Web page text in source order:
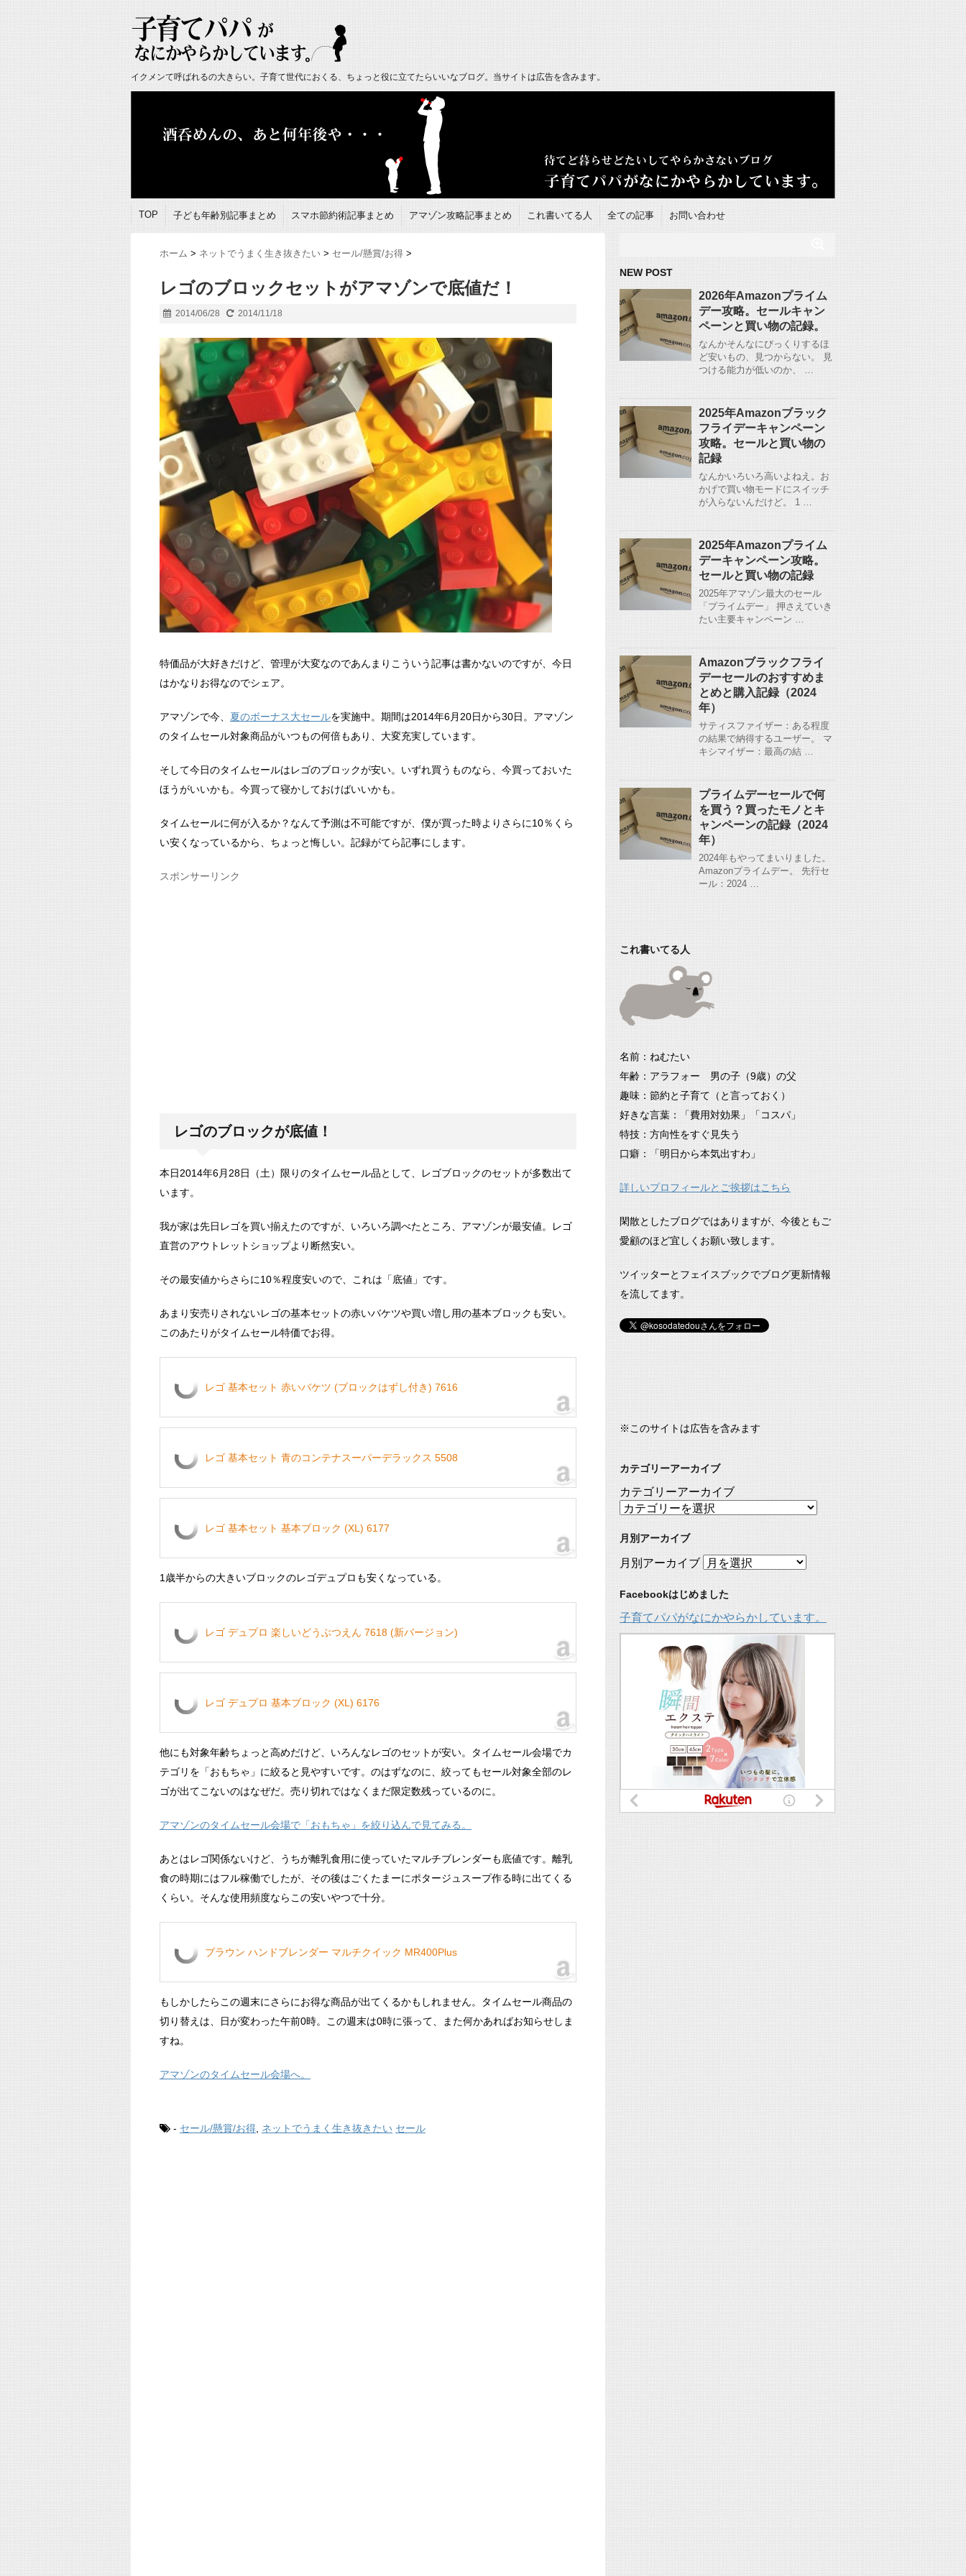
イクメンて呼ばれるの大きらい。子育て世代におくる、ちょっと役に立てたらいいなブログ。当サイトは広告を含みます。
TOP 子ども年齢別記事まとめ スマホ節約術記事まとめ アマゾン攻略記事まとめ これ書いてる人 全ての記事 お問い合わせ
ホーム > ネットでうまく生き抜きたい > セール/懸賞/お得 >
レゴのブロックセットがアマゾンで底値だ！
2014/06/28 2014/11/18
特価品が大好きだけど、管理が大変なのであんまりこういう記事は書かないのですが、今日
はかなりお得なのでシェア。
アマゾンで今、 夏のボーナス大セールを実施中。期間は2014年6月20日から30日。アマゾン
のタイムセール対象商品がいつもの何倍もあり、大変充実しています。
そして今日のタイムセールはレゴのブロックが安い。いずれ買うものなら、今買っておいた
ほうがいいかも。今買って寝かしておけばいいかも。
タイムセールに何が入るか？なんて予測は不可能ですが、僕が買った時よりさらに10％くら
い安くなっているから、ちょっと悔しい。記録がてら記事にします。
スポンサーリンク
レゴのブロックが底値！
本日2014年6月28日（土）限りのタイムセール品として、レゴブロックのセットが多数出て
います。
我が家は先日レゴを買い揃えたのですが、いろいろ調べたところ、アマゾンが最安値。レゴ
直営のアウトレットショップより断然安い。
その最安値からさらに10％程度安いので、これは「底値」です。
あまり安売りされないレゴの基本セットの赤いバケツや買い増し用の基本ブロックも安い。
このあたりがタイムセール特価でお得。
レゴ 基本セット 赤いバケツ (ブロックはずし付き) 7616
レゴ 基本セット 青のコンテナスーパーデラックス 5508
レゴ 基本セット 基本ブロック (XL) 6177
1歳半からの大きいブロックのレゴデュプロも安くなっている。
レゴ デュプロ 楽しいどうぶつえん 7618 (新バージョン)
レゴ デュプロ 基本ブロック (XL) 6176
他にも対象年齢ちょっと高めだけど、いろんなレゴのセットが安い。タイムセール会場でカ
テゴリを「おもちゃ」に絞ると見やすいです。のはずなのに、絞ってもセール対象全部のレ
ゴが出てこないのはなぜだ。売り切れではなくまだ限定数残っているのに。
アマゾンのタイムセール会場で「おもちゃ」を絞り込んで見てみる。
あとはレゴ関係ないけど、うちが離乳食用に使っていたマルチブレンダーも底値です。離乳
食の時期にはフル稼働でしたが、その後はごくたまーにポタージュスープ作る時に出てくる
くらい。そんな使用頻度ならこの安いやつで十分。
ブラウン ハンドブレンダー マルチクイック MR400Plus
もしかしたらこの週末にさらにお得な商品が出てくるかもしれません。タイムセール商品の
切り替えは、日が変わった午前0時。この週末は0時に張って、また何かあればお知らせしま
すね。
アマゾンのタイムセール会場へ。
- セール/懸賞/お得 ネットでうまく生き抜きたい セール
NEW POST
2026年Amazonプライム
デー攻略。セールキャン
ペーンと買い物の記録。
なんかそんなにびっくりするほ
ど安いもの、見つからない。 見
つける能力が低いのか、 …
2025年Amazonブラック
フライデーキャンペーン
攻略。セールと買い物の
記録
なんかいろいろ高いよねえ。お
かげで買い物モードにスイッチ
が入らないんだけど。 1 …
2025年Amazonプライム
デーキャンペーン攻略。
セールと買い物の記録
2025年アマゾン最大のセール
「プライムデー」 押さえていき
たい主要キャンペーン …
Amazonブラックフライ
デーセールのおすすめま
とめと購入記録（2024
年）
サティスファイザー：ある程度
の結果で納得するユーザー。 マ
キシマイザー：最高の結 …
プライムデーセールで何
を買う？買ったモノとキ
ャンペーンの記録（2024
年）
2024年もやってまいりました。
Amazonプライムデー。 先行セ
ール：2024 …
これ書いてる人
名前：ねむたい
年齢：アラフォー 男の子（9歳）の父
趣味：節約と子育て（と言っておく）
好きな言葉：「費用対効果」「コスパ」
特技：方向性をすぐ見失う
口癖：「明日から本気出すわ」
詳しいプロフィールとご挨拶はこちら
閑散としたブログではありますが、今後ともご
愛顧のほど宜しくお願い致します。
ツイッターとフェイスブックでブログ更新情報
を流してます。
※このサイトは広告を含みます
カテゴリーアーカイブ
カテゴリーアーカイブ
月別アーカイブ
月別アーカイブ
Facebookはじめました
子育てパパがなにかやらかしています。